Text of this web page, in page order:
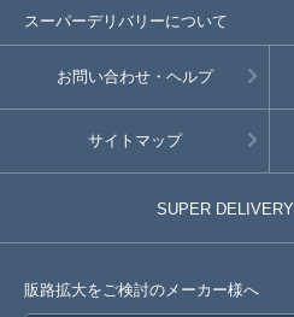
スーパーデリバリーについて
お問い合わせ・ヘルプ
サイトマップ
SUPER DELIVERY
販路拡大をご検討のメーカー様へ